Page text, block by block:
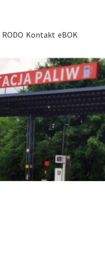
RODO Kontakt eBOK